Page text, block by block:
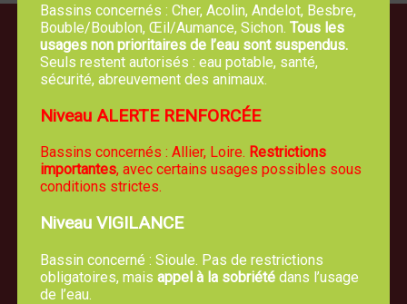
Bassins concernés : Cher, Acolin, Andelot, Besbre,
Bouble/Boublon, Œil/Aumance, Sichon. Tous les
usages non prioritaires de l’eau sont suspendus.
Seuls restent autorisés : eau potable, santé,
sécurité, abreuvement des animaux.
Niveau ALERTE RENFORCÉE
Bassins concernés : Allier, Loire. Restrictions
importantes, avec certains usages possibles sous
conditions strictes.
Niveau VIGILANCE
Bassin concerné : Sioule. Pas de restrictions
obligatoires, mais appel à la sobriétédans l’usage
de l’eau.